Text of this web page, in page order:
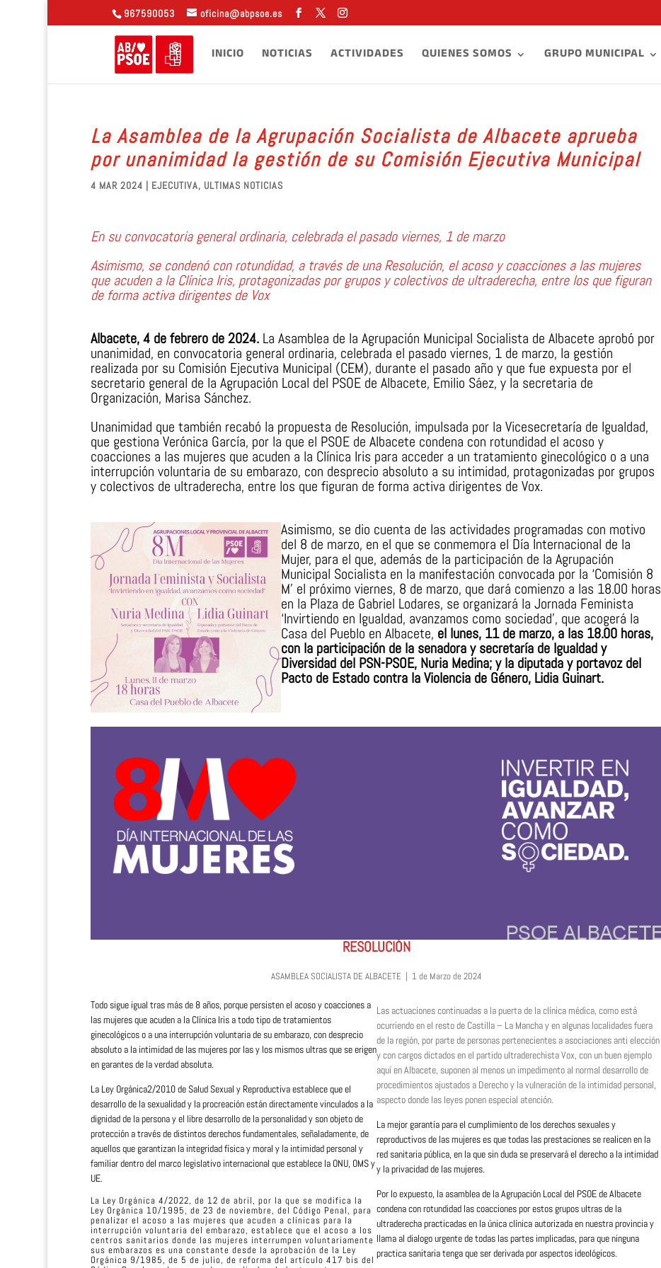
967590053 oficina@abpsoe.es
INICIO NOTICIAS ACTIVIDADES QUIENES SOMOS GRUPO MUNICIPAL
La Asamblea de la Agrupación Socialista de Albacete aprueba
por unanimidad la gestión de su Comisión Ejecutiva Municipal
4 MAR 2024 | EJECUTIVA, ULTIMAS NOTICIAS
En su convocatoria general ordinaria, celebrada el pasado viernes, 1 de marzo
Asimismo, se condenó con rotundidad, a través de una Resolución, el acoso y coacciones a las mujeres
que acuden a la Clínica Iris, protagonizadas por grupos y colectivos de ultraderecha, entre los que figuran
de forma activa dirigentes de Vox
Albacete, 4 de febrero de 2024.La Asamblea de la Agrupación Municipal Socialista de Albacete aprobó por
unanimidad, en convocatoria general ordinaria, celebrada el pasado viernes, 1 de marzo, la gestión
realizada por su Comisión Ejecutiva Municipal (CEM), durante el pasado año y que fue expuesta por el
secretario general de la Agrupación Local del PSOE de Albacete, Emilio Sáez, y la secretaria de
Organización, Marisa Sánchez.
Unanimidad que también recabó la propuesta de Resolución, impulsada por la Vicesecretaría de Igualdad,
que gestiona Verónica García, por la que el PSOE de Albacete condena con rotundidad el acoso y
coacciones a las mujeres que acuden a la Clínica Iris para acceder a un tratamiento ginecológico o a una
interrupción voluntaria de su embarazo, con desprecio absoluto a su intimidad, protagonizadas por grupos
y colectivos de ultraderecha, entre los que figuran de forma activa dirigentes de Vox.
Asimismo, se dio cuenta de las actividades programadas con motivo
del 8 de marzo, en el que se conmemora el Día Internacional de la
Mujer, para el que, además de la participación de la Agrupación
Municipal Socialista en la manifestación convocada por la ‘Comisión 8
M’ el próximo viernes, 8 de marzo, que dará comienzo a las 18.00 horas
en la Plaza de Gabriel Lodares, se organizará la Jornada Feminista
‘Invirtiendo en Igualdad, avanzamos como sociedad’, que acogerá la
Casa del Pueblo en Albacete, el lunes, 11 de marzo, a las 18.00 horas,
con la participación de la senadora y secretaría de Igualdad y
Diversidad del PSN-PSOE, Nuria Medina; y la diputada y portavoz del
Pacto de Estado contra la Violencia de Género, Lidia Guinart.
RESOLUCIÓN
ASAMBLEA SOCIALISTA DE ALBACETE | 1 de Marzo de 2024
Todo sigue igual tras más de 8 años, porque persisten el acoso y coacciones a
las mujeres que acuden a la Clínica Iris a todo tipo de tratamientos
ginecológicos o a una interrupción voluntaria de su embarazo, con desprecio
absoluto a la intimidad de las mujeres por las y los mismos ultras que se erigen
en garantes de la verdad absoluta.
La Ley Orgánica2/2010 de Salud Sexual y Reproductiva establece que el
desarrollo de la sexualidad y la procreación están directamente vinculados a la
dignidad de la persona y el libre desarrollo de la personalidad y son objeto de
protección a través de distintos derechos fundamentales, señaladamente, de
aquellos que garantizan la integridad física y moral y la intimidad personal y
familiar dentro del marco legislativo internacional que establece la ONU, OMS y
UE.
La Ley Orgánica 4/2022, de 12 de abril, por la que se modifica la
Ley Orgánica 10/1995, de 23 de noviembre, del Código Penal, para
penalizar el acoso a las mujeres que acuden a clínicas para la
interrupción voluntaria del embarazo, establece que el acoso a los
centros sanitarios donde las mujeres interrumpen voluntariamente
sus embarazos es una constante desde la aprobación de la Ley
Orgánica 9/1985, de 5 de julio, de reforma del artículo 417 bis del
Las actuaciones continuadas a la puerta de la clínica médica, como está
ocurriendo en el resto de Castilla – La Mancha y en algunas localidades fuera
de la región, por parte de personas pertenecientes a asociaciones anti elección
y con cargos dictados en el partido ultraderechista Vox, con un buen ejemplo
aquí en Albacete, suponen al menos un impedimento al normal desarrollo de
procedimientos ajustados a Derecho y la vulneración de la intimidad personal,
aspecto donde las leyes ponen especial atención.
La mejor garantía para el cumplimiento de los derechos sexuales y
reproductivos de las mujeres es que todas las prestaciones se realicen en la
red sanitaria pública, en la que sin duda se preservará el derecho a la intimidad
y la privacidad de las mujeres.
Por lo expuesto, la asamblea de la Agrupación Local del PSOE de Albacete
condena con rotundidad las coacciones por estos grupos ultras de la
ultraderecha practicadas en la única clínica autorizada en nuestra provincia y
llama al dialogo urgente de todas las partes implicadas, para que ninguna
practica sanitaria tenga que ser derivada por aspectos ideológicos.